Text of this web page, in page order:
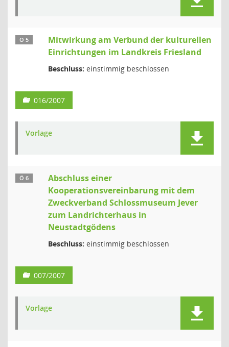
Ö 5
Mitwirkung am Verbund der kulturellen
Einrichtungen im Landkreis Friesland
Beschluss: einstimmig beschlossen
016/2007
Vorlage
Ö 6
Abschluss einer
Kooperationsvereinbarung mit dem
Zweckverband Schlossmuseum Jever
zum Landrichterhaus in
Neustadtgödens
Beschluss: einstimmig beschlossen
007/2007
Vorlage